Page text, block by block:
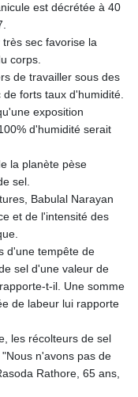
est décrétée à 40
sec favorise la
corps.
de travailler sous des
forts taux d'humidité.
exposition
d'humidité serait
la planète pèse
sel.
Babulal Narayan
et de l'intensité des
d'une tempête de
sel d'une valeur de
t-il. Une somme
de labeur lui rapporte
les récolteurs de sel
n'avons pas de
Rathore, 65 ans,